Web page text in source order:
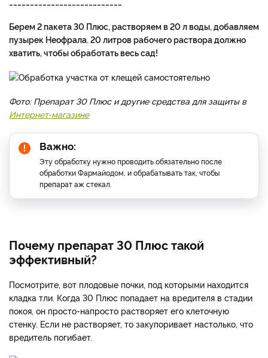
Берем 2 пакета 30 Плюс, растворяем в 20 л воды, добавляем
пузырек Неофрала. 20 литров рабочего раствора должно
хватить, чтобы обработать весь сад!
Фото: Препарат 30 Плюс и другие средства для защиты в
Интернет-магазине
Важно:
Эту обработку нужно проводить обязательно после
обработки Фармайодом, и обрабатывать так, чтобы
препарат аж стекал.
Почему препарат 30 Плюс такой
эффективный?
Посмотрите, вот плодовые почки, под которыми находится
кладка тли. Когда 30 Плюс попадает на вредителя в стадии
покоя, он просто-напросто растворяет его клеточную
стенку. Если не растворяет, то закупоривает настолько, что
вредитель погибает.